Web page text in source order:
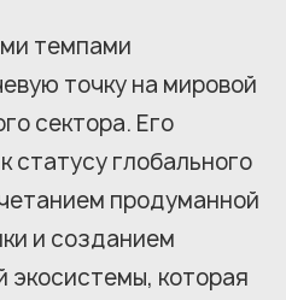
темпами
точку на мировой
сектора. Его
статусу глобального
продуманной
и созданием
экосистемы, которая